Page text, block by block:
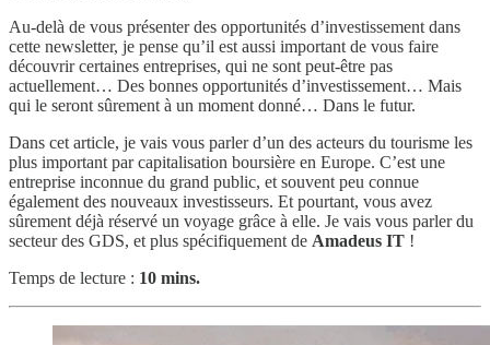
Au-delà de vous présenter des opportunités d’investissement dans
cette newsletter, je pense qu’il est aussi important de vous faire
découvrir certaines entreprises, qui ne sont peut-être pas
actuellement… Des bonnes opportunités d’investissement… Mais
qui le seront sûrement à un moment donné… Dans le futur.
Dans cet article, je vais vous parler d’un des acteurs du tourisme les
plus important par capitalisation boursière en Europe. C’est une
entreprise inconnue du grand public, et souvent peu connue
également des nouveaux investisseurs. Et pourtant, vous avez
sûrement déjà réservé un voyage grâce à elle. Je vais vous parler du
secteur des GDS, et plus spécifiquement de Amadeus IT !
Temps de lecture : 10 mins.